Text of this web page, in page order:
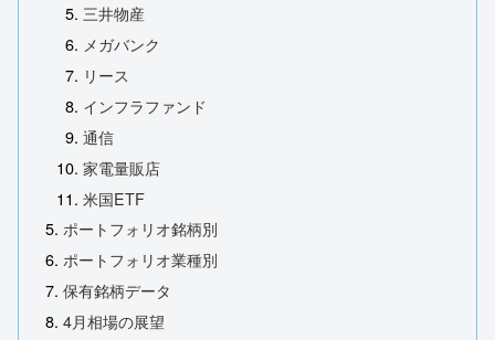
三井物産
メガバンク
リース
インフラファンド
通信
家電量販店
米国ETF
ポートフォリオ銘柄別
ポートフォリオ業種別
保有銘柄データ
4月相場の展望